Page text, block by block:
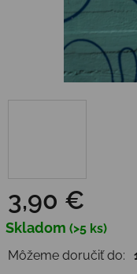
3,90 €
Jednotková cena:
Skladom (>5 ks)
Môžeme doručiť do: